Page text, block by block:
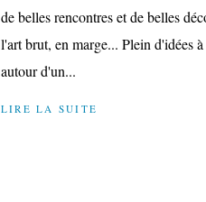
de belles rencontres et de belles
l'art brut, en marge... Plein d'idées
autour d'un...
LIRE LA SUITE